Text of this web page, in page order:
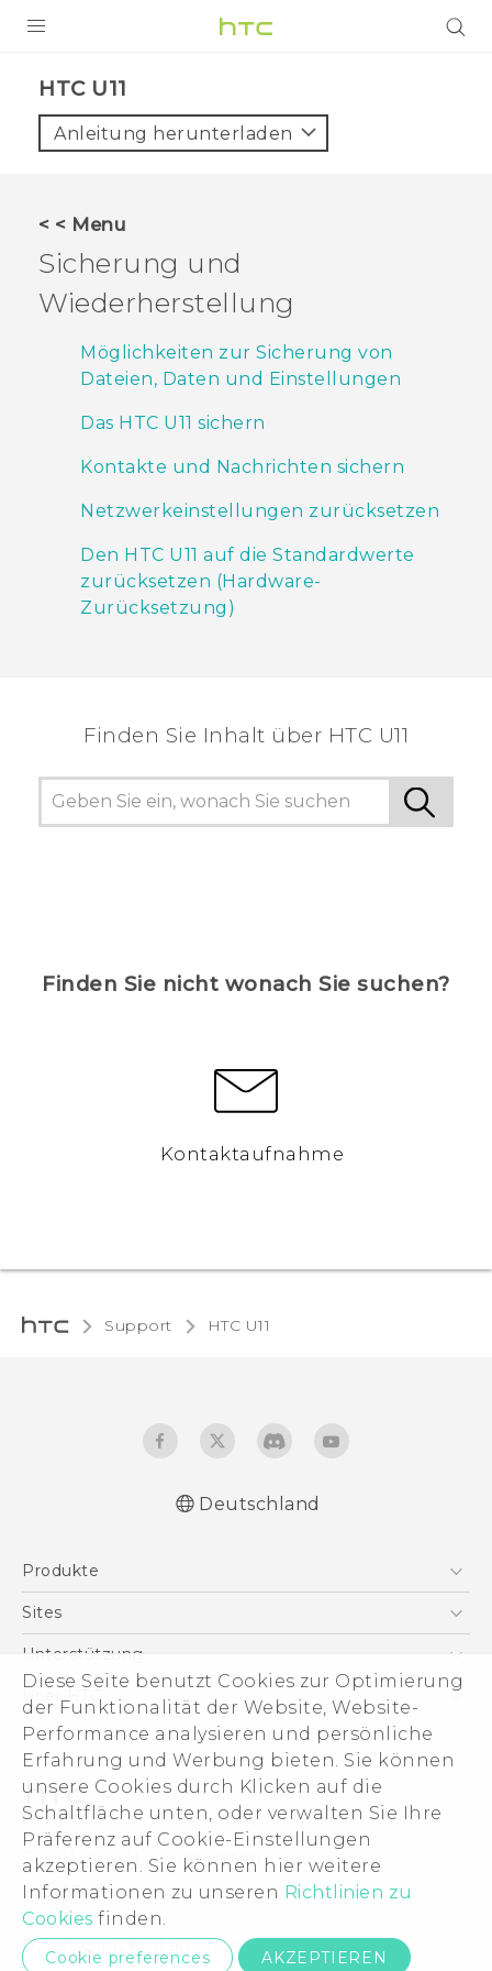
Diese Seite benutzt Cookies zur Optimierung
der Funktionalität der Website, Website-
Performance analysieren und persönliche
Erfahrung und Werbung bieten. Sie können
unsere Cookies durch Klicken auf die
Schaltfläche unten, oder verwalten Sie Ihre
Präferenz auf Cookie-Einstellungen
akzeptieren. Sie können hier weitere
Informationen zu unseren Richtlinien zu
Cookies finden.
Cookie preferences AKZEPTIEREN
VIVE
VIVERSE
UNTERSTÜTZUNG
HTC-Geräte und Zubehör
HTC U11‎
Anleitung herunterladen
< < Menu
Sicherung und
Wiederherstellung
Möglichkeiten zur Sicherung von
Dateien, Daten und Einstellungen
Das HTC U11 sichern
Kontakte und Nachrichten sichern
Netzwerkeinstellungen zurücksetzen
Den HTC U11 auf die Standardwerte
zurücksetzen (Hardware-
Zurücksetzung)
Finden Sie Inhalt über‎ HTC U11
Finden Sie nicht wonach Sie suchen?
Kontaktaufnahme
Support HTC U11‎
Deutsch - Informationen zur Sicherheit und
Deutsch - Informationen zur Sicherheit und
behördliche Bestimmungen (Dual Nano-
SIM)
English - User manual
English - Safety and regulatory guide
(Nano-SIM)
English - Safety and regulatory guide (Dual
Nano-SIM)
Deutschland
Produkte
Smartphones
VIVE
Zubehör
Sites
HTC Dev
HTC Vive
Unterstützung
Unterstützung
eCommerce Support
Über HTC
ESG
Impressum
Investor
Cookie Preferences
Offene Stellen
Security and Privacy Whitepaper
© 2011-2026 HTC Corporation
Legal Terms
Datenschutzkontakt: Global-Privacy@htc.com